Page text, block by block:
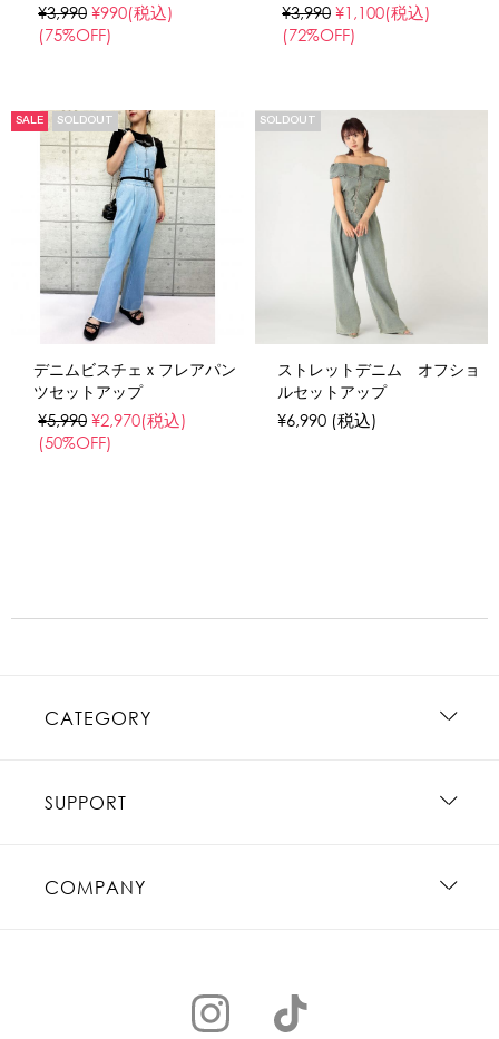
¥3,990 ¥990(税込)
(75%OFF)
¥3,990 ¥1,100(税込)
(72%OFF)
SALE SOLDOUT
デニムビスチェｘフレアパン
ツセットアップ
¥5,990 ¥2,970(税込)
(50%OFF)
SOLDOUT
ストレットデニム オフショ
ルセットアップ
¥6,990 (税込)
CATEGORY
SUPPORT
COMPANY